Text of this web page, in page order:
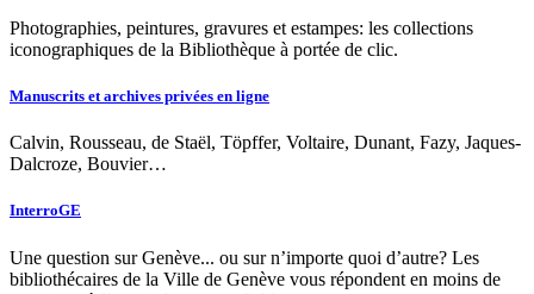
Photographies, peintures, gravures et estampes: les collections
iconographiques de la Bibliothèque à portée de clic.
Manuscrits et archives privées en ligne
Calvin, Rousseau, de Staël, Töpffer, Voltaire, Dunant, Fazy, Jaques-
Dalcroze, Bouvier…
InterroGE
Une question sur Genève... ou sur n’importe quoi d’autre? Les
bibliothécaires de la Ville de Genève vous répondent en moins de